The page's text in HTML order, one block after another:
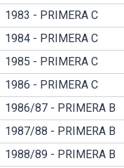
1983 - PRIMERA C
1984 - PRIMERA C
1985 - PRIMERA C
1986 - PRIMERA C
1986/87 - PRIMERA B
1987/88 - PRIMERA B
1988/89 - PRIMERA B